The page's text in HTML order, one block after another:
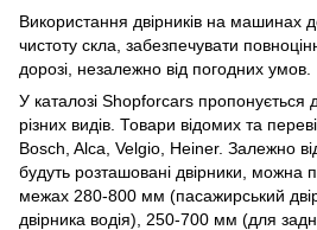
Використання двірників на машинах
чистоту скла, забезпечувати
дорозі, незалежно від погодних умов.
У каталозі Shopforcars пропонується
різних видів. Товари відомих та
Bosch, Alca, Velgio, Heiner. Залежно
будуть розташовані двірники, можна
межах 280-800 мм (пасажирський
двірника водія), 250-700 мм (для